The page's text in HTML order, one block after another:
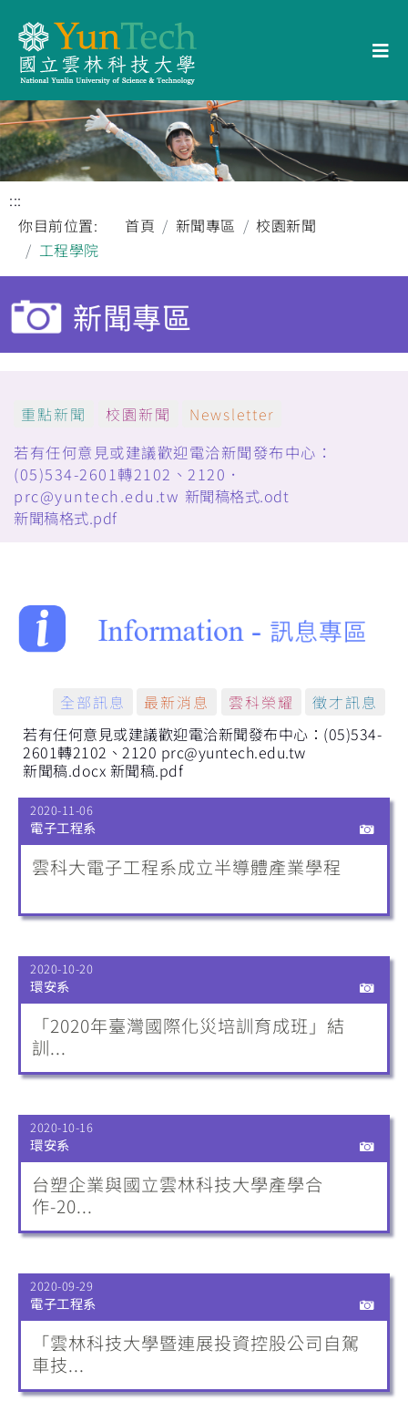
:::
你目前位置:
首頁 新聞專區
校園新聞
工程學院
新聞專區
重點新聞 校園新聞
Newsletter
若有任何意見或建議歡迎電洽新聞發布中心：
(05)534-2601轉2102、2120．
prc@yuntech.edu.tw 新聞稿格式.odt
新聞稿格式.pdf
全部訊息 最新消息 雲科榮耀
徵才訊息
若有任何意見或建議歡迎電洽新聞發布中心：(05)534-
2601轉2102、2120 prc@yuntech.edu.tw
新聞稿.docx 新聞稿.pdf
2020-11-06
電子工程系
雲科大電子工程系成立半導體產業學程
2020-10-20
環安系
「2020年臺灣國際化災培訓育成班」結
訓...
2020-10-16
環安系
台塑企業與國立雲林科技大學產學合
作-20...
2020-09-29
電子工程系
「雲林科技大學暨連展投資控股公司自駕
車技...